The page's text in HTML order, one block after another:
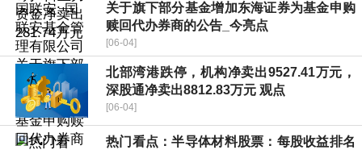
关于旗下部分基金增加东海证券为基金申购
赎回代办券商的公告_今亮点
[06-04]
北部湾港跌停，机构净卖出9527.41万元，
深股通净卖出8812.83万元 观点
[06-04]
热门看点：半导体材料股票：每股收益排名